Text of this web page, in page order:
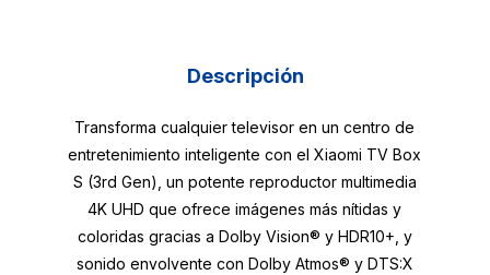
Descripción
Transforma cualquier televisor en un centro de
entretenimiento inteligente con el Xiaomi TV Box
S (3rd Gen), un potente reproductor multimedia
4K UHD que ofrece imágenes más nítidas y
coloridas gracias a Dolby Vision® y HDR10+, y
sonido envolvente con Dolby Atmos® y DTS:X